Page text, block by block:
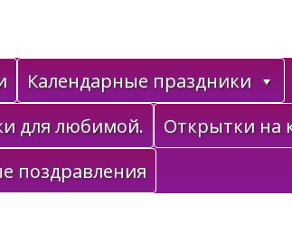
Календарные праздники
для любимой.
Открытки на
поздравления